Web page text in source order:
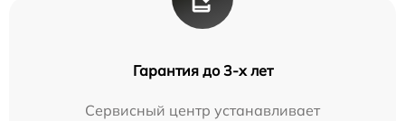
Гарантия до 3-х лет
Сервисный центр устанавливает